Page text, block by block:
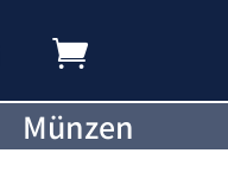

Münzen